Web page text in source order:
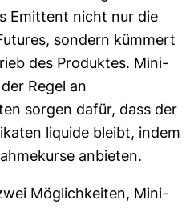
Emittent nicht nur die
sondern kümmert
des Produktes. Mini-
Regel an
sorgen dafür, dass der
liquide bleibt, indem
anbieten.
Möglichkeiten, Mini-